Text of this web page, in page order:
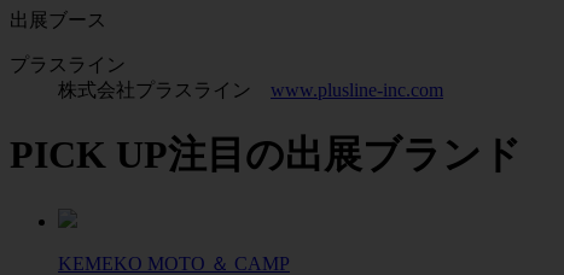
出展ブース
プラスライン
株式会社プラスライン www.plusline-inc.com
PICK UP注目の出展ブランド
KEMEKO MOTO ＆ CAMP